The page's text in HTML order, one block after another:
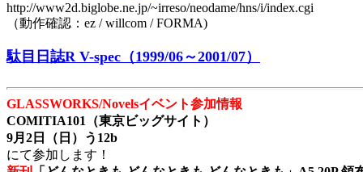
http://www2d.biglobe.ne.jp/~irreso/neodame/hns/i/index.cgi
（動作確認：ez / willcom / FORMA)
駄目日誌R V-spec（1999/06～2001/07）
GLASSWORKS/Novelsイベント参加情報
COMITIA101（東京ビッグサイト）
9月2日（日）う12b
にて参加します！